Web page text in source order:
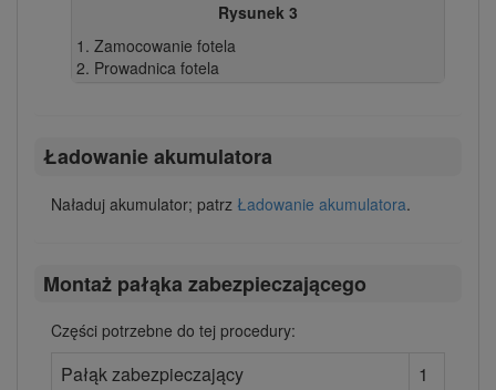
Rysunek 3
Zamocowanie fotela
Prowadnica fotela
Ładowanie akumulatora
Naładuj akumulator; patrz Ładowanie akumulatora.
Montaż pałąka zabezpieczającego
Części potrzebne do tej procedury:
Pałąk zabezpieczający 1